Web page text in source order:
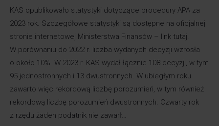
KAS opublikowało statystyki dotyczące procedury APA za
2023 rok. Szczegółowe statystyki są dostępne na oficjalnej
stronie internetowej Ministerstwa Finansów – link tutaj.
W porównaniu do 2022 r. liczba wydanych decyzji wzrosła
o około 10%. W 2023 r. KAS wydał łącznie 108 decyzji, w tym
95 jednostronnych i 13 dwustronnych. W ubiegłym roku
zawarto więc rekordową liczbę porozumień, w tym również
rekordową liczbę porozumień dwustronnych. Czwarty rok
z rzędu żaden podatnik nie zawarł…